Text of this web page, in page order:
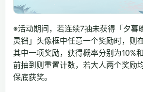
※活动期间，若连续7抽未获得「夕暮
灵铛」头像框中任意一个奖励时，则
其中一项奖励，获得概率分别为10%
前抽到则重置计数，若大人两个奖励
保底获奖。